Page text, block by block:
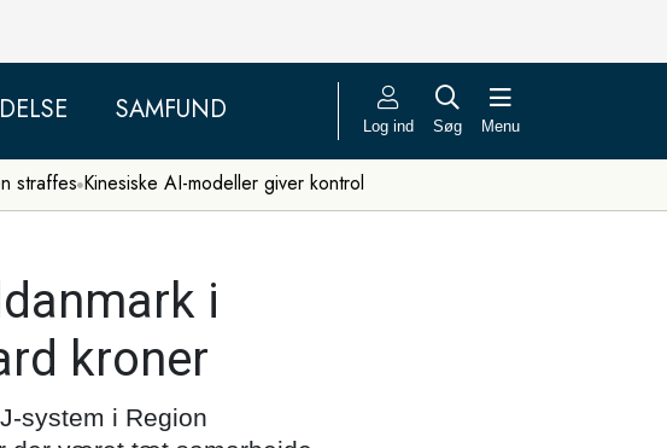
SAMFUND Log ind Søg Menu
straffes Kinesiske AI-modeller giver kontrol
i
kroner
system i Region